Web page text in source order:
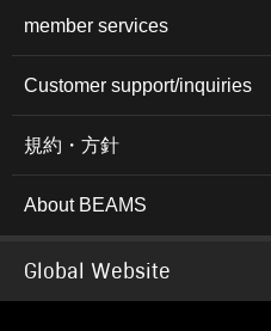
member services
Customer support/inquiries
規約・方針
About BEAMS
Global Website